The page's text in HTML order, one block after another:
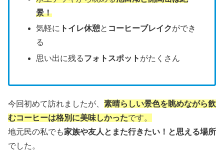
景！
気軽に トイレ休憩と コーヒーブレイクができ
る
思い出に残るフォトスポット がたくさん
今回初めて訪れましたが、 素晴らしい景色を眺めながら飲
むコーヒーは格別に美味しかったです。
地元民の私でも家族や友人とまた行きたい！と思える場所
でした。